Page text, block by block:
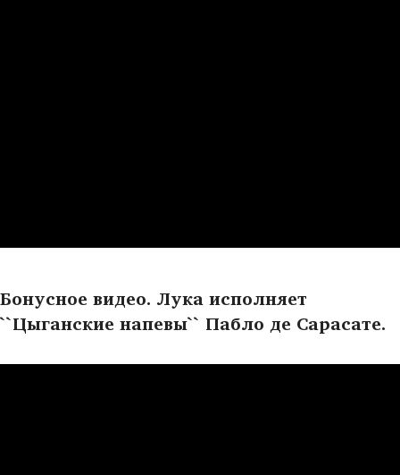
Бонусное видео. Лука исполняет
``Цыганские напевы`` Пабло де Сарасате.